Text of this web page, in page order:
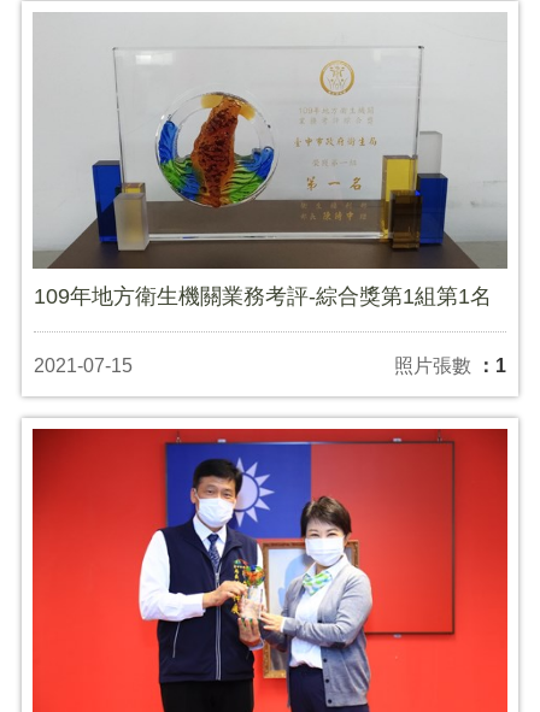
109年地方衛生機關業務考評-綜合獎第1組第1名
2021-07-15 照片張數 ：1